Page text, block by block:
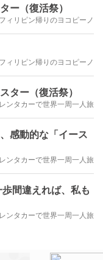
ー（復活祭）
フィリピン帰りのヨコピーノ
フィリピン帰りのヨコピーノ
ター（復活祭）
ンタカーで世界一周一人旅
感動的な「イース
ンタカーで世界一周一人旅
間違えれば、私も
ンタカーで世界一周一人旅